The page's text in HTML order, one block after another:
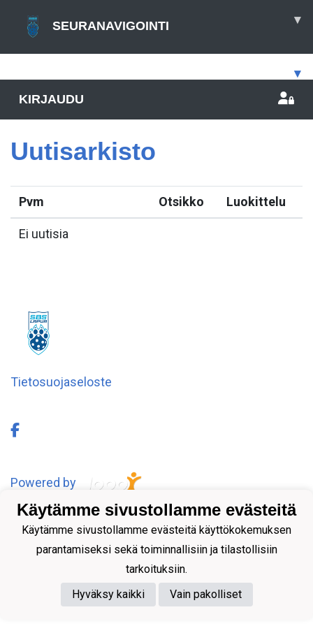
SEURANAVIGOINTI ▾
▾
KIRJAUDU
Uutisarkisto
Pvm Otsikko Luokittelu
Ei uutisia
Tietosuojaseloste
Powered by
Käytämme sivustollamme evästeitä
Käytämme sivustollamme evästeitä käyttökokemuksen
parantamiseksi sekä toiminnallisiin ja tilastollisiin
tarkoituksiin.
Hyväksy kaikki
Vain pakolliset